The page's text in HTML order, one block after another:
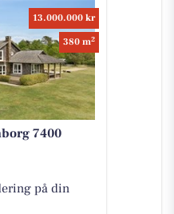
13.000.000 kr
380 m2
7400
på din